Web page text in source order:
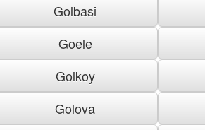
Golbasi
Goele
Golkoy
Golova